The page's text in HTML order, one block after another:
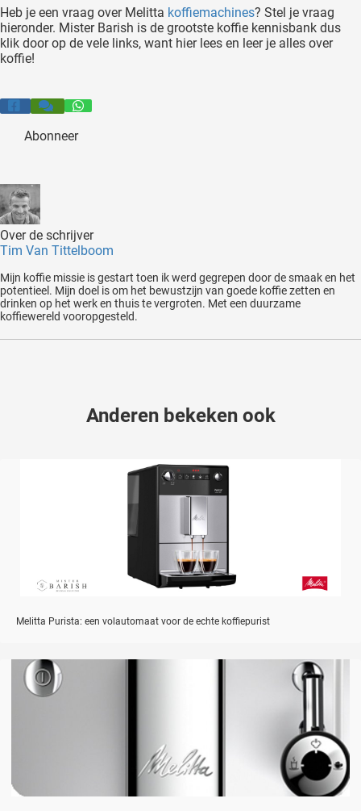
Heb je een vraag over Melitta koffiemachines? Stel je vraag
hieronder. Mister Barish is de grootste koffie kennisbank dus
klik door op de vele links, want hier lees en leer je alles over
koffie!
Abonneer
Over de schrijver
Tim Van Tittelboom
Mijn koffie missie is gestart toen ik werd gegrepen door de smaak en het
potentieel. Mijn doel is om het bewustzijn van goede koffie zetten en
drinken op het werk en thuis te vergroten. Met een duurzame
koffiewereld vooropgesteld.
Anderen bekeken ook
Melitta Purista: een volautomaat voor de echte koffiepurist